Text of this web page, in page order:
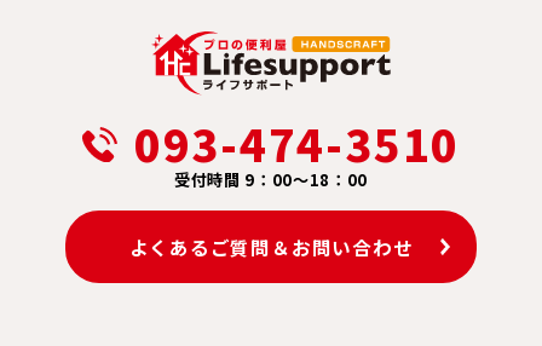
093-474-3510
受付時間 9：00～18：00
よくあるご質問＆お問い合わせ